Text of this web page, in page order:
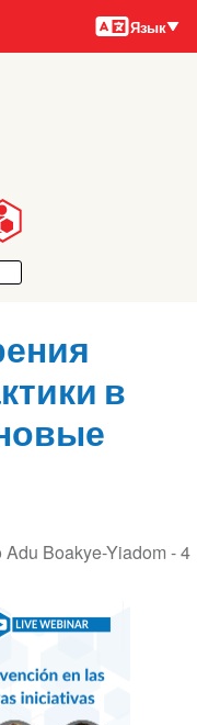
Языки
Язык
в
Boakye-Yiadom -4